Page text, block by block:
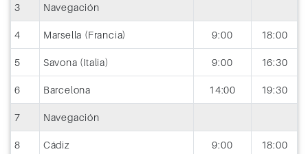
3 Navegación
4 Marsella (Francia) 9:00 18:00
5 Savona (Italia) 9:00 16:30
6 Barcelona 14:00 19:30
7 Navegación
8 Cádiz 9:00 18:00